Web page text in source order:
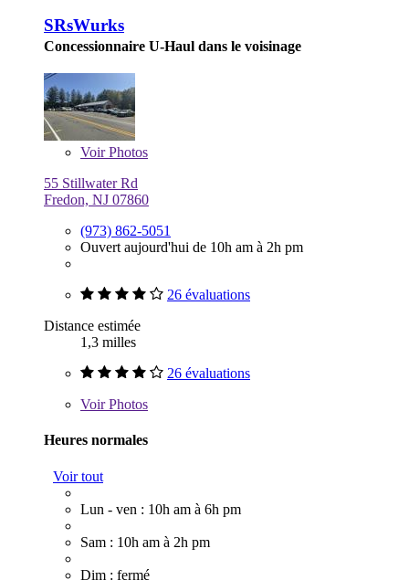
SRsWurks
Concessionnaire U-Haul dans le voisinage
VoirPhotos
55 Stillwater Rd
Fredon, NJ 07860
(973) 862-5051
Ouvert aujourd'hui de 10h am à 2h pm
26 évaluations
Distance estimée
1,3 milles
26 évaluations
VoirPhotos
Heures normales
Voir tout
Lun - ven : 10h am à 6h pm
Sam : 10h am à 2h pm
Dim : fermé